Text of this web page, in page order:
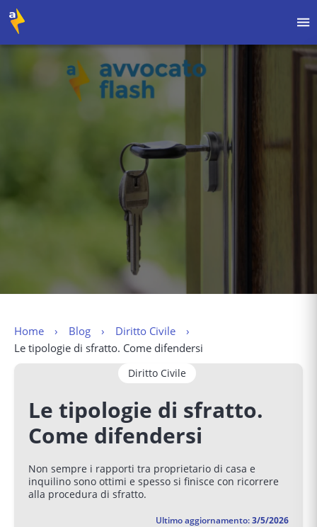
Home Blog
Diritto Civile
Le tipologie di sfratto. Come difendersi
Diritto Civile
Le tipologie di sfratto.
Come difendersi
Non sempre i rapporti tra proprietario di casa e
inquilino sono ottimi e spesso si finisce con ricorrere
alla procedura di sfratto.
Ultimo aggiornamento:3/5/2026